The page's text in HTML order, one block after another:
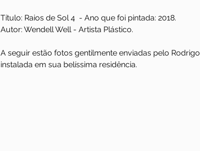
Título: Raios de Sol 4  - Ano que foi pintada: 2018.
Autor: Wendell Well - Artista Plástico.
A seguir estão fotos gentilmente enviadas pelo
instalada em sua belíssima residência.